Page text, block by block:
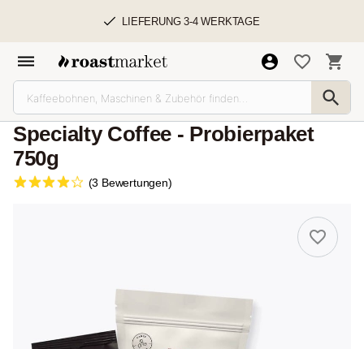
LIEFERUNG 3-4 WERKTAGE
Specialty Coffee - Probierpaket
750g
(3 Bewertungen)